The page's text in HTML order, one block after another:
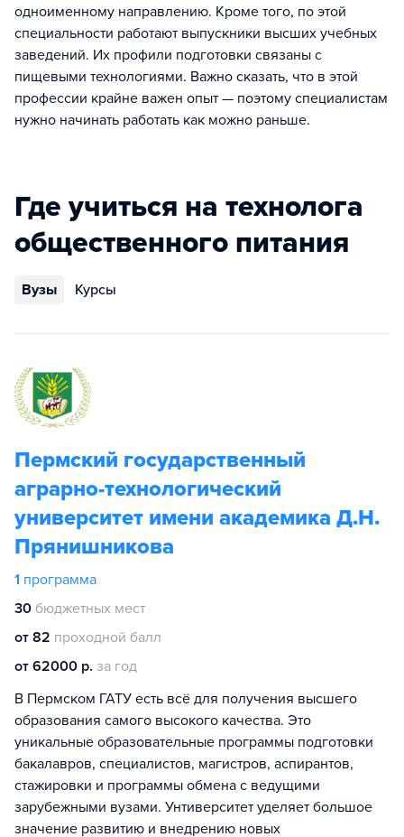
одноименному направлению. Кроме того, по этой
специальности работают выпускники высших учебных
заведений. Их профили подготовки связаны с
пищевыми технологиями. Важно сказать, что в этой
профессии крайне важен опыт — поэтому специалистам
нужно начинать работать как можно раньше.
Где учиться на технолога
общественного питания
Вузы Курсы
Пермский государственный
аграрно-технологический
университет имени академика Д.Н.
Прянишникова
1 программа
30 бюджетных мест
от 82 проходной балл
от 62000 р. за год
В Пермском ГАТУ есть всё для получения высшего
образования самого высокого качества. Это
уникальные образовательные программы подготовки
бакалавров, специалистов, магистров, аспирантов,
стажировки и программы обмена с ведущими
зарубежными вузами. Унтиверситет уделяет большое
значение развитию и внедрению новых